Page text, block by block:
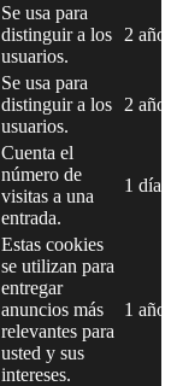
Se usa para
distinguir a los
usuarios.
2
Se usa para
distinguir a los
usuarios.
2
Cuenta el
número de
visitas a una
entrada.
1 día
Estas cookies
se utilizan para
entregar
anuncios más
relevantes para
usted y sus
intereses.
1 año